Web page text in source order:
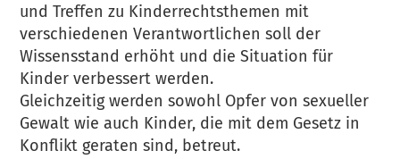
und Treffen zu Kinderrechtsthemen mit
verschiedenen Verantwortlichen soll der
Wissensstand erhöht und die Situation für
Kinder verbessert werden.
Gleichzeitig werden sowohl Opfer von sexueller
Gewalt wie auch Kinder, die mit dem Gesetz in
Konflikt geraten sind, betreut.